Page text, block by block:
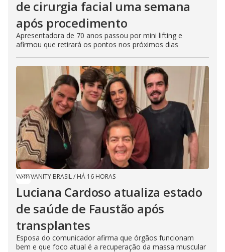
de cirurgia facial uma semana
após procedimento
Apresentadora de 70 anos passou por mini lifting e
afirmou que retirará os pontos nos próximos dias
VANITY BRASIL/ HÁ 16 HORAS
Luciana Cardoso atualiza estado
de saúde de Faustão após
transplantes
Esposa do comunicador afirma que órgãos funcionam
bem e que foco atual é a recuperação da massa muscular